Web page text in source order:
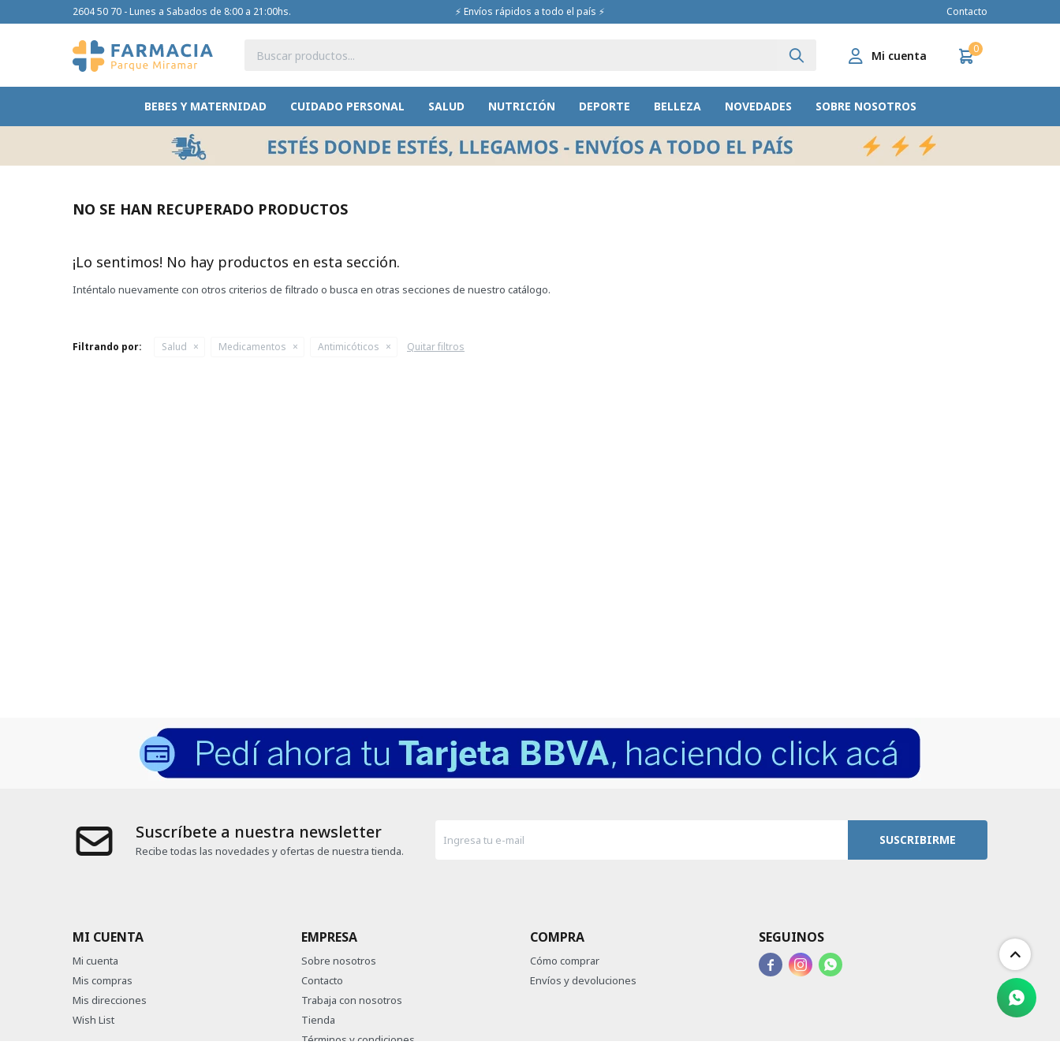
BEBES Y MATERNIDAD CUIDADO PERSONAL SALUD NUTRICIÓN DEPORTE BELLEZA NOVEDADES SOBRE NOSOTROS
0
2604 50 70 - Lunes a Sabados de 8:00 a 21:00hs. ⚡ Envíos rápidos a todo el país ⚡ Contacto
NO SE HAN RECUPERADO PRODUCTOS
¡Lo sentimos! No hay productos en esta sección.
Inténtalo nuevamente con otros criterios de filtrado o busca en otras secciones de nuestro catálogo.
Filtrando por: Salud Medicamentos Antimicóticos Quitar filtros
Suscríbete a nuestra newsletter
Recibe todas las novedades y ofertas de nuestra tienda.
SUSCRIBIRME
MI CUENTA
Mi cuenta
Mis compras
Mis direcciones
Wish List
EMPRESA
Sobre nosotros
Contacto
Trabaja con nosotros
Tienda
Términos y condiciones
COMPRA
Cómo comprar
Envíos y devoluciones
SEGUINOS
  